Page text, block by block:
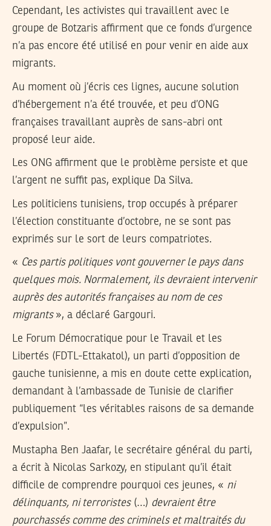
Cependant, les activistes qui travaillent avec le
groupe de Botzaris affirment que ce fonds d’urgence
n’a pas encore été utilisé en pour venir en aide aux
migrants.
Au moment où j’écris ces lignes, aucune solution
d’hébergement n’a été trouvée, et peu d’ONG
françaises travaillant auprès de sans-abri ont
proposé leur aide.
Les ONG affirment que le problème persiste et que
l’argent ne suffit pas, explique Da Silva.
Les politiciens tunisiens, trop occupés à préparer
l’élection constituante d’octobre, ne se sont pas
exprimés sur le sort de leurs compatriotes.
« Ces partis politiques vont gouverner le pays dans
quelques mois. Normalement, ils devraient intervenir
auprès des autorités françaises au nom de ces
migrants », a déclaré Gargouri.
Le Forum Démocratique pour le Travail et les
Libertés (FDTL-Ettakatol), un parti d’opposition de
gauche tunisienne, a mis en doute cette explication,
demandant à l’ambassade de Tunisie de clarifier
publiquement “les véritables raisons de sa demande
d’expulsion”.
Mustapha Ben Jaafar, le secrétaire général du parti,
a écrit à Nicolas Sarkozy, en stipulant qu’il était
difficile de comprendre pourquoi ces jeunes, « ni
délinquants, ni terroristes(…) devraient être
pourchassés comme des criminels et maltraités du